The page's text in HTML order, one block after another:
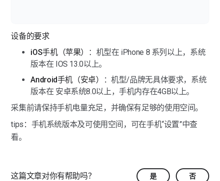
设备的要求
iOS手机（苹果）
：机型在 iPhone 8 系列以上，系统
版本在 IOS 13.0以上。
Android手机（安卓）
：机型/品牌无具体要求，系统
版本在 安卓系统8.0以上，手机内存在4GB以上。
采集前请保持手机电量充足，并确保有足够的使用空间。
tips：手机系统版本及可使用空间，可在手机“设置”中查
看。
这篇文章对你有帮助吗？ 是 否